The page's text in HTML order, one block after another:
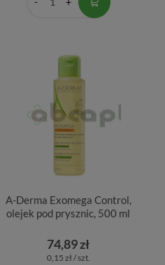
A-Derma Exomega Control,
olejek pod prysznic, 500 ml
74,89 zł
0,15 zł / szt.